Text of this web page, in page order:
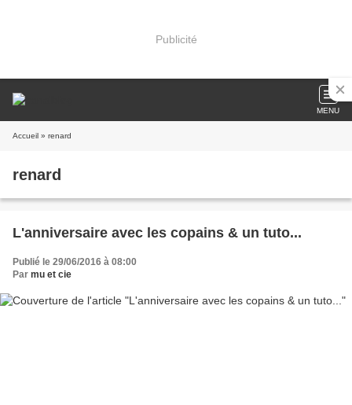
Publicité
MENU
Accueil » renard
renard
L'anniversaire avec les copains & un tuto...
Publié le 29/06/2016 à 08:00
Par mu et cie